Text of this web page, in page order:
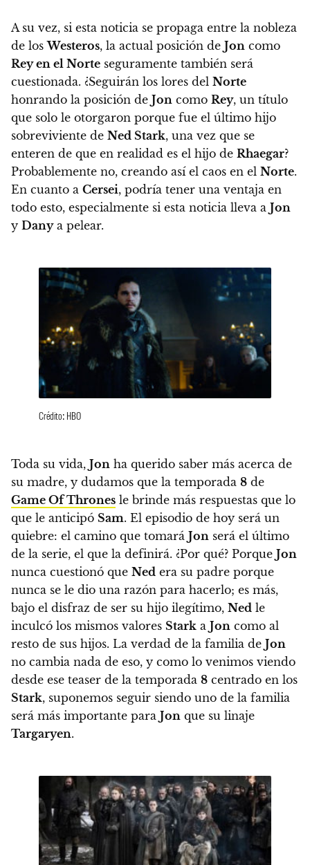
A su vez, si esta noticia se propaga entre la nobleza
de losWesteros, la actual posición de Jon como
Rey en el Norte seguramente también será
cuestionada. ¿Seguirán los lores del Norte
honrando la posición de Jon como Rey, un título
que solo le otorgaron porque fue el último hijo
sobreviviente de Ned Stark, una vez que se
enteren de que en realidad es el hijo de Rhaegar?
Probablemente no, creando así el caos en el Norte.
En cuanto a Cersei, podría tener una ventaja en
todo esto, especialmente si esta noticia lleva a Jon
y Danya pelear.
Crédito: HBO
Toda su vida, Jon ha querido saber más acerca de
su madre, y dudamos que la temporada 8 de
Game Of Thrones le brinde más respuestas que lo
que le anticipó Sam. El episodio de hoy será un
quiebre: el camino que tomará Jon será el último
de la serie, el que la definirá. ¿Por qué? Porque Jon
nunca cuestionó que Ned era su padre porque
nunca se le dio una razón para hacerlo; es más,
bajo el disfraz de ser su hijo ilegítimo, Ned le
inculcó los mismos valores Stark a Jon como al
resto de sus hijos. La verdad de la familia de Jon
no cambia nada de eso, y como lo venimos viendo
desde ese teaser de la temporada 8 centrado en los
Stark, suponemos seguir siendo uno de la familia
será más importante para Jon que su linaje
Targaryen.